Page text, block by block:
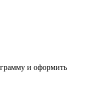
и оформить